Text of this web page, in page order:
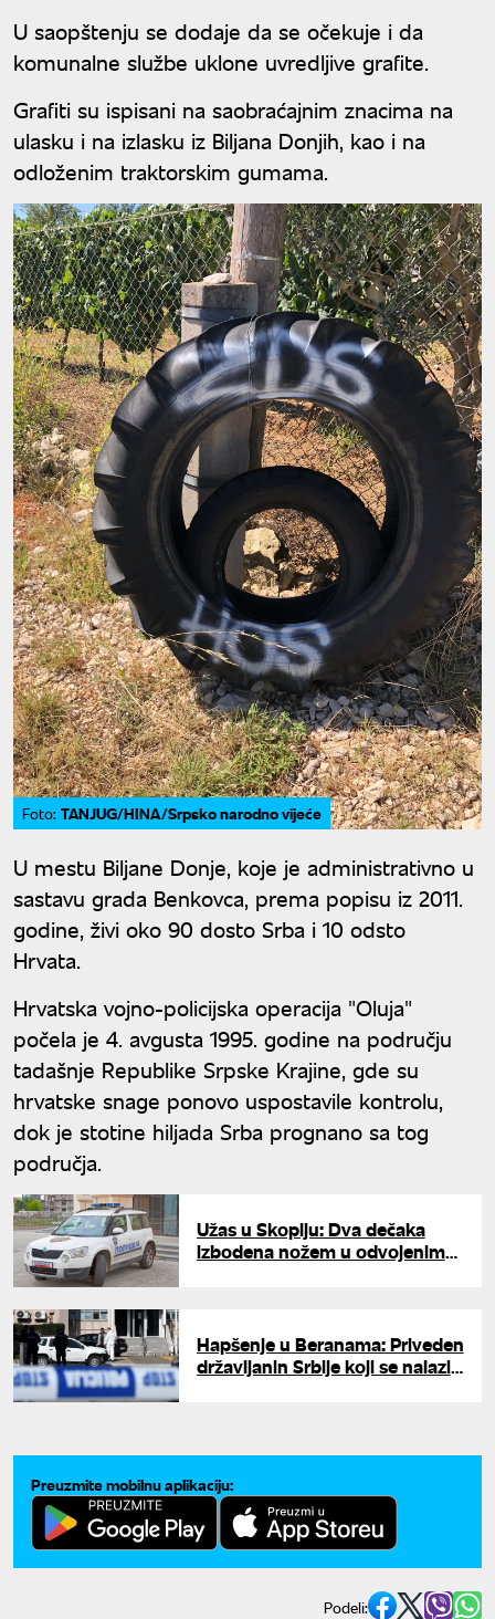
U saopštenju se dodaje da se očekuje i da
komunalne službe uklone uvredljive grafite.
Grafiti su ispisani na saobraćajnim znacima na
ulasku i na izlasku iz Biljana Donjih, kao i na
odloženim traktorskim gumama.
Foto: TANJUG/HINA/Srpsko narodno vijeće
U mestu Biljane Donje, koje je administrativno u
sastavu grada Benkovca, prema popisu iz 2011.
godine, živi oko 90 dosto Srba i 10 odsto
Hrvata.
Hrvatska vojno-policijska operacija "Oluja"
počela je 4. avgusta 1995. godine na području
tadašnje Republike Srpske Krajine, gde su
hrvatske snage ponovo uspostavile kontrolu,
dok je stotine hiljada Srba prognano sa tog
područja.
Užas u Skoplju: Dva dečaka
izbodena nožem u odvojenim
Hapšenje u Beranama: Priveden
državljanin Srbije koji se nalazi
Preuzmite mobilnu aplikaciju:
Podeli: